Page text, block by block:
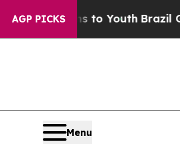
AGP PICKS
to Youth Brazil Gives
Menu